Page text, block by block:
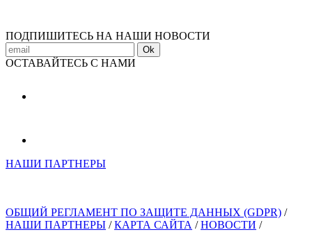
ПОДПИШИТЕСЬ НА НАШИ НОВОСТИ
Ok
ОСТАВАЙТЕСЬ С НАМИ
НАШИ ПАРТНЕРЫ
ОБЩИЙ РЕГЛАМЕНТ ПО ЗАЩИТЕ ДАННЫХ (GDPR) /
НАШИ ПАРТНЕРЫ /КАРТА САЙТА /НОВОСТИ /